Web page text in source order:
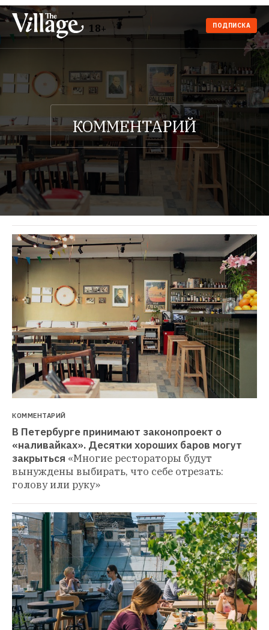
18+ ПОДПИСКА
КОММЕНТАРИЙ
В Петербурге принимают законопроект о
«наливайках». Десятки хороших баров могут
закрыться «Многие рестораторы будут
вынуждены выбирать, что себе отрезать:
голову или руку»